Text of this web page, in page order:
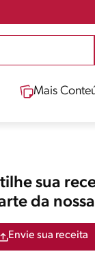
Mais
sua
da
Envie sua receita